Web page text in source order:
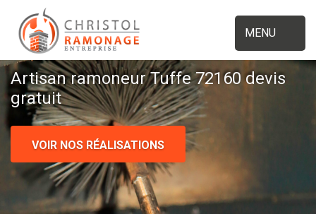
MENU
Artisan ramoneur Tuffe 72160 devis
gratuit
VOIR NOS RÉALISATIONS